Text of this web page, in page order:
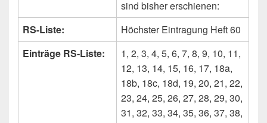
sind bisher erschienen:
RS-Liste:
Höchster Eintragung Heft 60
Einträge RS-Liste:
1, 2, 3, 4, 5, 6, 7, 8, 9, 10, 11,
12, 13, 14, 15, 16, 17, 18a,
18b, 18c, 18d, 19, 20, 21, 22,
23, 24, 25, 26, 27, 28, 29, 30,
31, 32, 33, 34, 35, 36, 37, 38,